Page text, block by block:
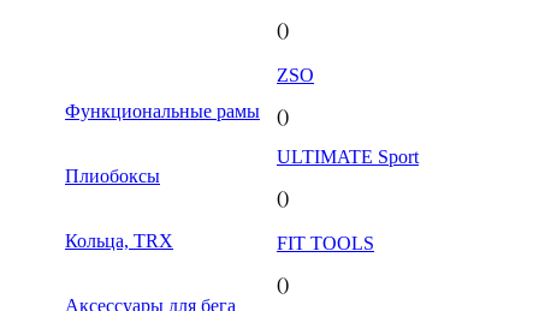
Функциональные рамы
Плиобоксы
Кольца, TRX
Аксессуары для бега
()
ZSO
()
ULTIMATE Sport
()
FIT TOOLS
()